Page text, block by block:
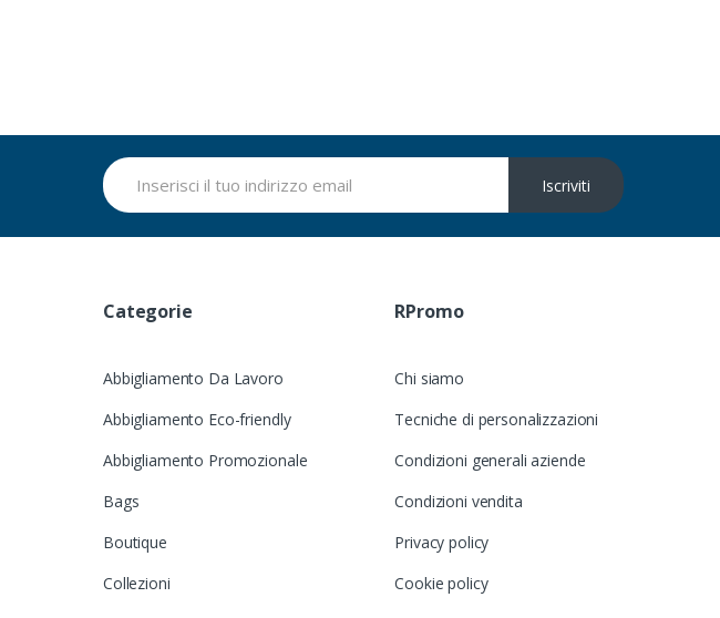
Iscriviti
Categorie
Abbigliamento Da Lavoro
Abbigliamento Eco-friendly
Abbigliamento Promozionale
Bags
Boutique
Collezioni
RPromo
Chi siamo
Tecniche di personalizzazioni
Condizioni generali aziende
Condizioni vendita
Privacy policy
Cookie policy